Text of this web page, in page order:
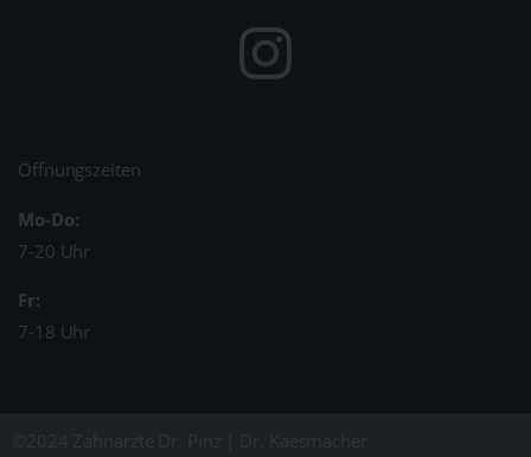
Öffnungszeiten
Mo-Do:
7-20 Uhr
Fr:
7-18 Uhr